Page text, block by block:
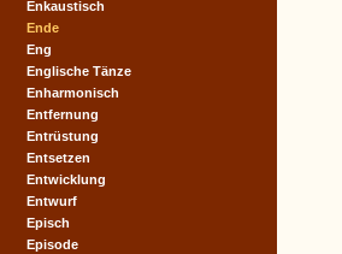
Enkaustisch
Ende
Eng
Englische Tänze
Enharmonisch
Entfernung
Entrüstung
Entsetzen
Entwicklung
Entwurf
Episch
Episode